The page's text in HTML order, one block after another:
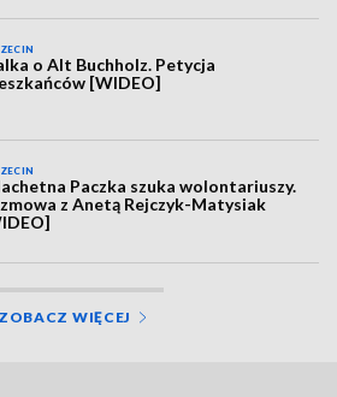
o Alt Buchholz. Petycja
[WIDEO]
Paczka szuka wolontariuszy.
z Anetą Rejczyk-Matysiak
ZOBACZ WIĘCEJ